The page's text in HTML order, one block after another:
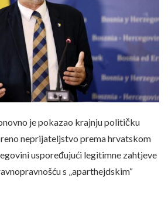
je pokazao krajnju političku
neprijateljstvo prema hrvatskom
uspoređujući legitimne zahtjeve
s „aparthejdskim“